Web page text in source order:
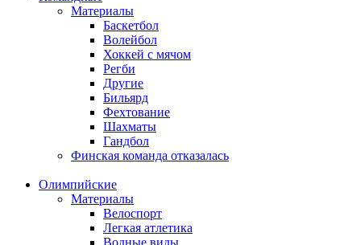
Материалы
Баскетбол
Волейбол
Хоккей с мячом
Регби
Другие
Бильярд
Фехтование
Шахматы
Гандбол
Финская команда отказалась
Олимпийские
Материалы
Велоспорт
Легкая атлетика
Водные виды